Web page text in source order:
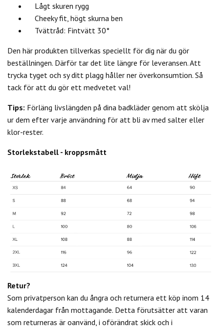
Lågt skuren rygg
Cheeky fit, högt skurna ben
Tvättråd: Fintvätt 30°
Den här produkten tillverkas speciellt för dig när du gör
beställningen. Därför tar det lite längre för leveransen. Att
trycka tyget och sy ditt plagg håller ner överkonsumtion. Så
tack för att du gör ett medvetet val!
Tips: Förläng livslängden på dina badkläder genom att skölja
ur dem efter varje användning för att bli av med salter eller
klor-rester.
Storlekstabell - kroppsmått
Retur?
Som privatperson kan du ångra och returnera ett köp inom 14
kalenderdagar från mottagande. Detta förutsätter att varan
som returneras är oanvänd, i oförändrat skick och i